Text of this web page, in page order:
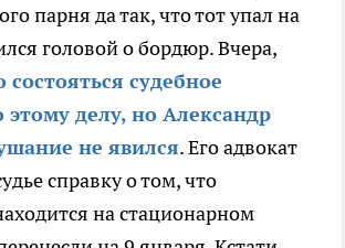
парня да так, что тот упал на
головой о бордюр. Вчера,
судебное
этому делу, но Александр
не явился. Его адвокат
справку о том, что
на стационарном